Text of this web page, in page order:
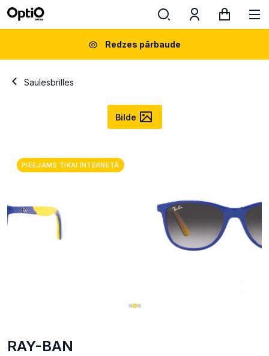
Redzes pārbaude
Saulesbrilles
Bilde
PIEEJAMS TIKAI INTERNETĀ
RAY-BAN